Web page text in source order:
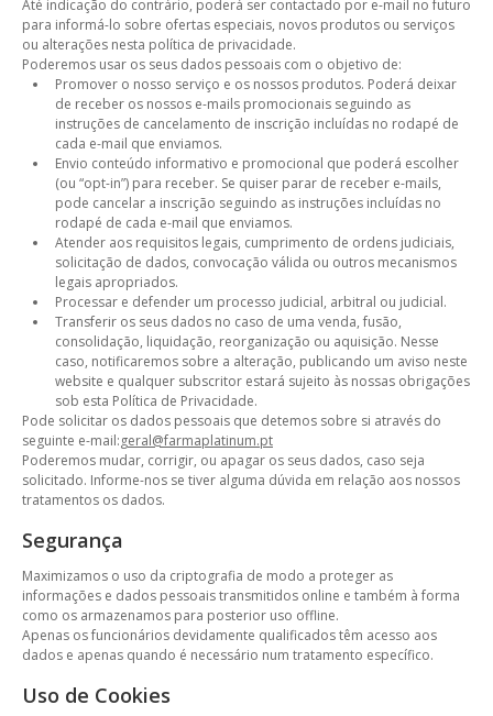
Até indicação do contrário, poderá ser contactado por e-mail no futuro
para informá-lo sobre ofertas especiais, novos produtos ou serviços
ou alterações nesta política de privacidade.
Poderemos usar os seus dados pessoais com o objetivo de:
Promover o nosso serviço e os nossos produtos. Poderá deixar
de receber os nossos e-mails promocionais seguindo as
instruções de cancelamento de inscrição incluídas no rodapé de
cada e-mail que enviamos.
Envio conteúdo informativo e promocional que poderá escolher
(ou “opt-in”) para receber. Se quiser parar de receber e-mails,
pode cancelar a inscrição seguindo as instruções incluídas no
rodapé de cada e-mail que enviamos.
Atender aos requisitos legais, cumprimento de ordens judiciais,
solicitação de dados, convocação válida ou outros mecanismos
legais apropriados.
Processar e defender um processo judicial, arbitral ou judicial.
Transferir os seus dados no caso de uma venda, fusão,
consolidação, liquidação, reorganização ou aquisição. Nesse
caso, notificaremos sobre a alteração, publicando um aviso neste
website e qualquer subscritor estará sujeito às nossas obrigações
sob esta Política de Privacidade.
Pode solicitar os dados pessoais que detemos sobre si através do
seguinte e-mail:geral@farmaplatinum.pt
Poderemos mudar, corrigir, ou apagar os seus dados, caso seja
solicitado. Informe-nos se tiver alguma dúvida em relação aos nossos
tratamentos os dados.
Segurança
Maximizamos o uso da criptografia de modo a proteger as
informações e dados pessoais transmitidos online e também à forma
como os armazenamos para posterior uso offline.
Apenas os funcionários devidamente qualificados têm acesso aos
dados e apenas quando é necessário num tratamento específico.
Uso de Cookies